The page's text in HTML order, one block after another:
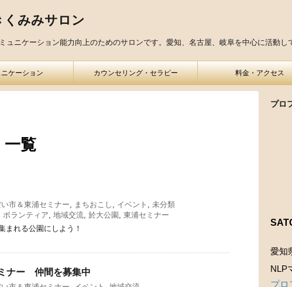
みみサロン
ニケーション能力向上のためのサロンです。愛知、名古屋、岐阜を中心に活動し
ケーション カウンセリング・セラピー 料金・アクセス
一覧
市＆東浦セミナー, まちおこし , イベント , 未分類
ボランティア, 地域交流, 於大公園 , 東浦セミナー
まれる公園にしよう！
ナー 仲間を募集中
プロ
愛知
NLP
プロ